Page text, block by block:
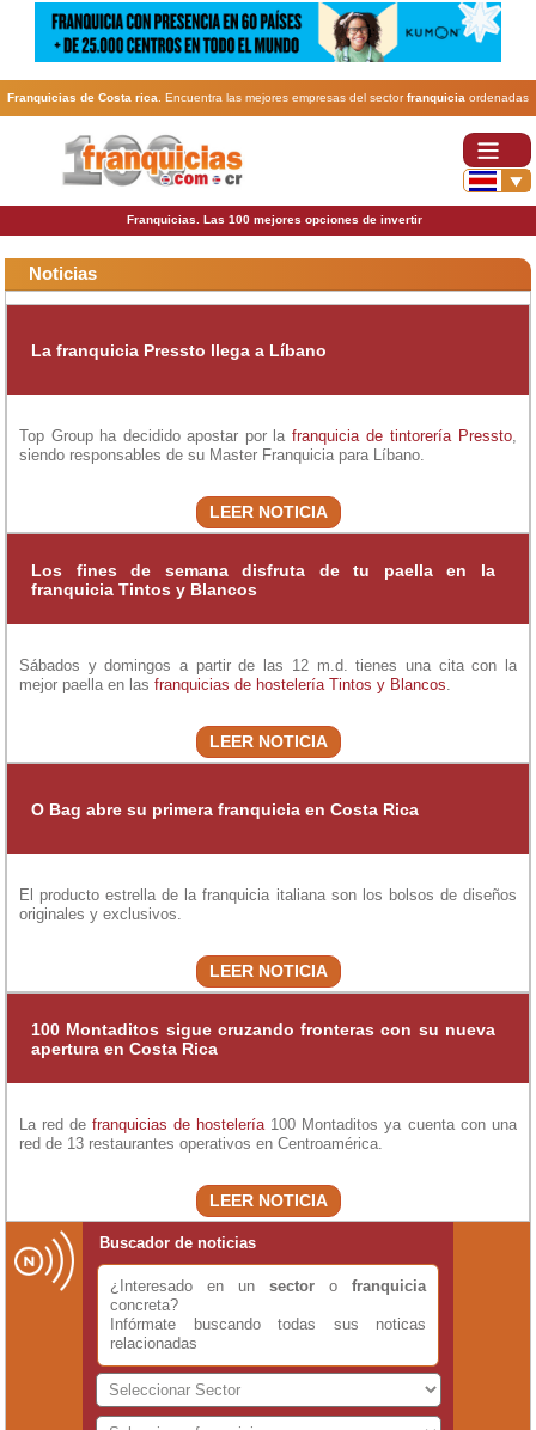
Franquicias de Costa rica . Encuentra las mejores empresas del sectorfranquicia ordenadas
por actividad. En www.100franquicias.cr encontrarás las más rentables, baratas y
Franquicias. Las 100 mejores opciones de invertir
Noticias
La franquicia Pressto llega a Líbano
Top Group ha decidido apostar por la franquicia de tintorería Pressto
siendo responsables de su Master Franquicia para Líbano.
LEER NOTICIA
Los fines de semana disfruta de tu paella en la
franquicia Tintos y Blancos
Sábados y domingos a partir de las 12 m.d. tienes una cita con la
mejor paella en las franquicias de hostelería Tintos y Blancos
LEER NOTICIA
O Bag abre su primera franquicia en Costa Rica
El producto estrella de la franquicia italiana son los bolsos de diseños
originales y exclusivos.
LEER NOTICIA
100 Montaditos sigue cruzando fronteras con su nueva
apertura en Costa Rica
La red de franquicias de hostelería 100 Montaditos ya cuenta con una
red de 13 restaurantes operativos en Centroamérica.
LEER NOTICIA
Buscador de noticias
¿Interesado en un sector o franquicia
concreta?
Infórmate buscando todas sus noticas
relacionadas